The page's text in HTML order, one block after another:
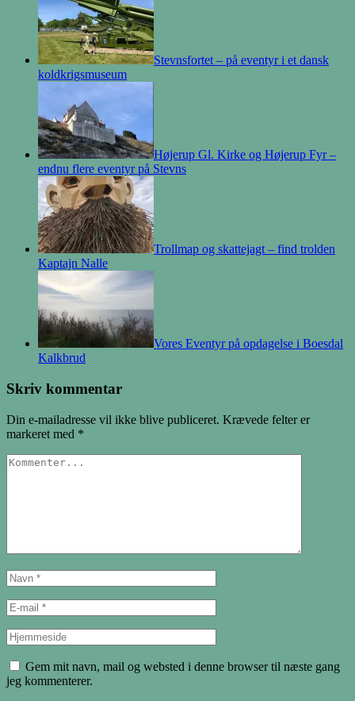
Stevnsfortet – på eventyr i et dansk
koldkrigsmuseum
Højerup Gl. Kirke og Højerup Fyr –
endnu flere eventyr på Stevns
Trollmap og skattejagt – find trolden
Kaptajn Nalle
Vores Eventyr på opdagelse i Boesdal
Kalkbrud
Skriv kommentar
Din e-mailadresse vil ikke blive publiceret. Krævede felter er
markeret med *
Gem mit navn, mail og websted i denne browser til næste gang
jeg kommenterer.